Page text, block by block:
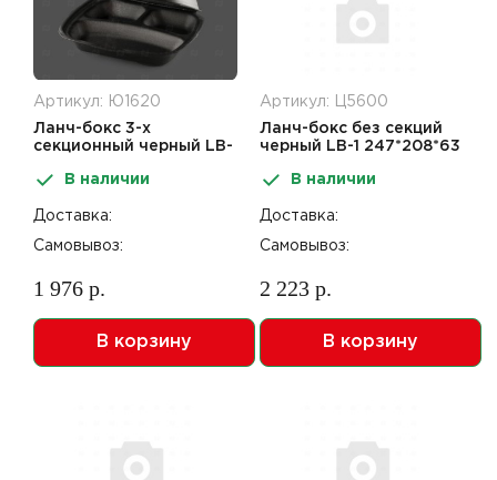
Артикул: Ю1620
Ланч-бокс 3-х
секционный черный LB-
(ЛСП 24206-3)
В наличии
Доставка:
Самовывоз:
1 976 р.
В корзину
Артикул: Ц5600
Ланч-бокс без секций
черный LB-1 247*208*63
В наличии
Доставка:
Самовывоз:
2 223 р.
В корзину